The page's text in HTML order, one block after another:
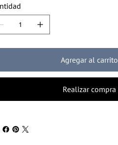
Agregar al carrito
Realizar compra